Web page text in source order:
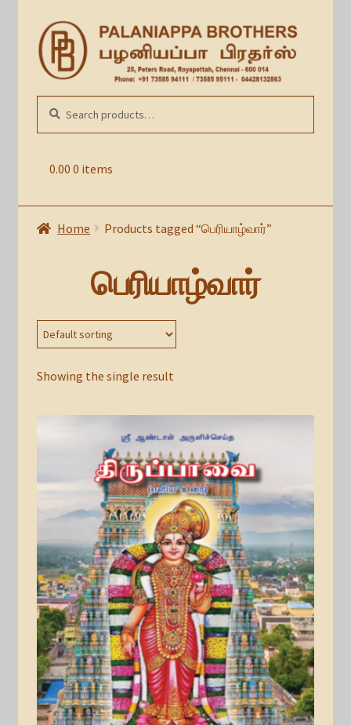
Skip
to
navigation
Skip
to
content
0.00 0 items
for:
Home Products tagged “பெரியாழ்வார்”
பெரியாழ்வார்
Showing the single result